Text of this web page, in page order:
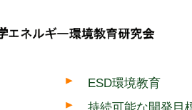
ESD環境教育
持続可能な開発目